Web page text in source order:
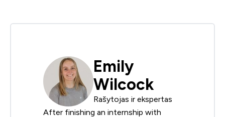
Emily
Wilcock
Rašytojas ir ekspertas
After finishing an internship with